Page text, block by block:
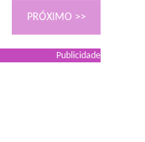
PRÓXIMO >>
Publicidade